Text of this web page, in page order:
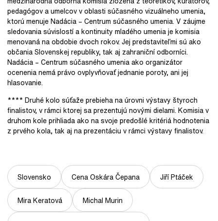
pedagógov a umelcov v oblasti súčasného vizuálneho umenia,
ktorú menuje Nadácia – Centrum súčasného umenia. V záujme
sledovania súvislostí a kontinuity mladého umenia je komisia
menovaná na obdobie dvoch rokov. Jej predstaviteľmi sú ako
občania Slovenskej republiky, tak aj zahraniční odborníci.
Nadácia – Centrum súčasného umenia ako organizátor
ocenenia nemá právo ovplyvňovať jednanie poroty, ani jej
hlasovanie.
**** Druhé kolo súťaže prebieha na úrovni výstavy štyroch
finalistov, v rámci ktorej sa prezentujú novými dielami. Komisia v
druhom kole prihliada ako na svoje predošlé kritériá hodnotenia
z prvého kola, tak aj na prezentáciu v rámci výstavy finalistov.
Slovensko Cena Oskára Čepana Jiří Ptáček
Mira Keratová Michal Murin